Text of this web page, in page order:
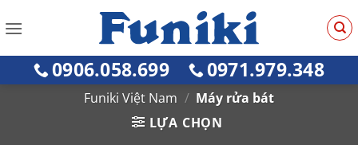
qua
0906.058.699 0971.979.348
Funiki Việt Nam / Máy rửa bát
LỰA CHỌN